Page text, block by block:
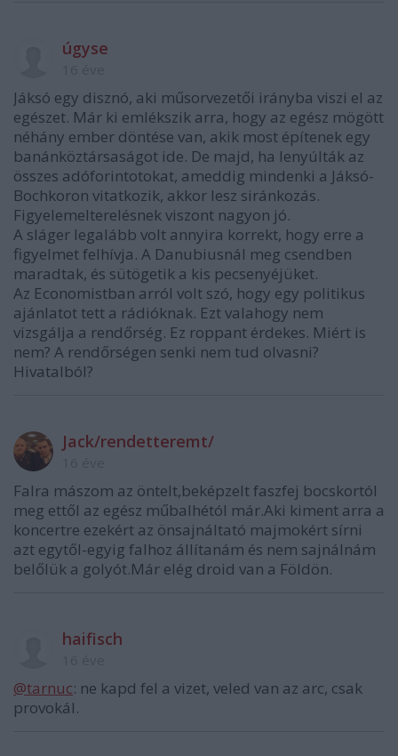
úgyse
Jáksó egy disznó, aki műsorvezetői irányba viszi el az
egészet. Már ki emlékszik arra, hogy az egész mögött
néhány ember döntése van, akik most építenek egy
banánköztársaságot ide. De majd, ha lenyúlták az
összes adóforintotokat, ameddig mindenki a Jáksó-
Bochkoron vitatkozik, akkor lesz siránkozás.
Figyelemelterelésnek viszont nagyon jó.
A sláger legalább volt annyira korrekt, hogy erre a
figyelmet felhívja. A Danubiusnál meg csendben
maradtak, és sütögetik a kis pecsenyéjüket.
Az Economistban arról volt szó, hogy egy politikus
ajánlatot tett a rádióknak. Ezt valahogy nem
vizsgálja a rendőrség. Ez roppant érdekes. Miért is
nem? A rendőrségen senki nem tud olvasni?
Hivatalból?
Jack/rendetteremt/
Falra mászom az öntelt,beképzelt faszfej bocskortól
meg ettől az egész műbalhétól már.Aki kiment arra a
koncertre ezekért az önsajnáltató majmokért sírni
azt egytől-egyig falhoz állítanám és nem sajnálnám
belőlük a golyót.Már elég droid van a Földön.
haifisch
@tarnuc: ne kapd fel a vizet, veled van az arc, csak
provokál.